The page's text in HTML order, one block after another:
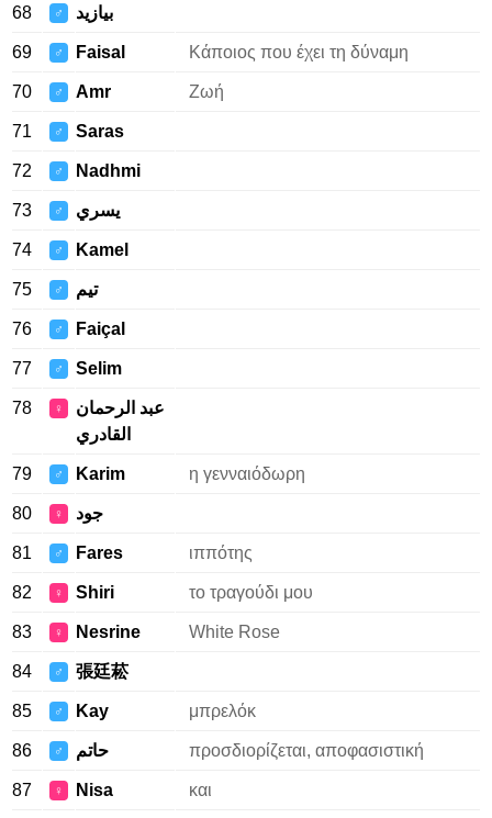
68 ♂ بيازيد
69 ♂ Faisal Κάποιος που έχει τη δύναμη
70 ♂ Amr Ζωή
71 ♂ Saras
72 ♂ Nadhmi
73 ♂ يسري
74 ♂ Kamel
75 ♂ تيم
76 ♂ Faiçal
77 ♂ Selim
78 ♀
79 ♂ Karim η γενναιόδωρη
80 ♀ جود
81 ♂ Fares ιππότης
82 ♀ Shiri το τραγούδι μου
83 ♀ Nesrine White Rose
84 ♂ 張廷菘
85 ♂ Kay μπρελόκ
86 ♂ حاتم προσδιορίζεται, αποφασιστική
87 ♀ Nisa και